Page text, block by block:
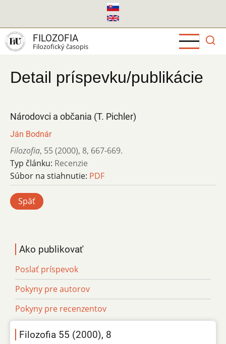
hlavný
obsah
FILOZOFIA
Filozofický časopis
Detail príspevku/publikácie
Národovci a občania (T. Pichler)
Ján Bodnár
Filozofia, 55 (2000), 8, 667-669.
Typ článku: Recenzie
Súbor na stiahnutie: PDF
Späť
Ako publikovať
Poslať príspevok
Pokyny pre autorov
Pokyny pre recenzentov
Filozofia 55 (2000), 8